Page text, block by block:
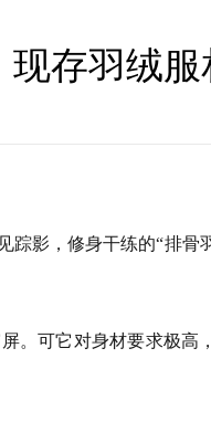
存羽绒
踪影，修身干练的“排骨
。可它对身材要求极高